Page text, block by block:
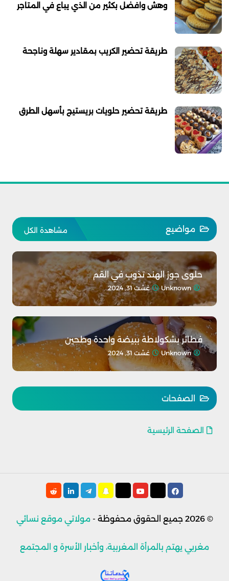
وهش وافضل بكثير من الذي يباع في المتاجر
طريقة تحضير الكريب بمقادير سهلة وناجحة
طريقة تحضير حلويات بريستيج بأسهل الطرق
مشاهدة الكل مواضيع
حلوى جوز الهند تذوب في القم
Unknown غشت 31, 2024
فطائر بشكولاطة ببيضة واحدة وطحين
Unknown غشت 31, 2024
الصفحات
الصفحة الرئيسية
© 2026 جميع الحقوق محفوظة -مولاتي موقع نسائي
مغربي يهتم بالمرأة المغربية، وأخبار الأسرة و المجتمع